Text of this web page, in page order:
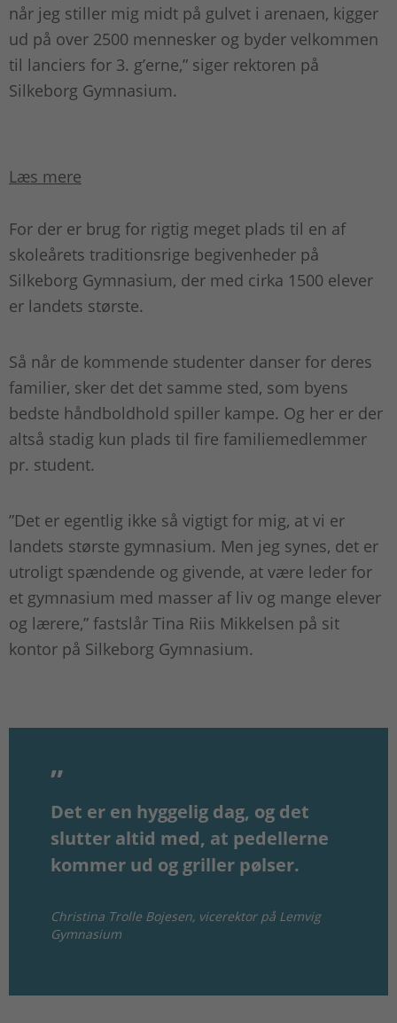
når jeg stiller mig midt på gulvet i arenaen, kigger
ud på over 2500 mennesker og byder velkommen
til lanciers for 3. g’erne,” siger rektoren på
Silkeborg Gymnasium.
Læs mere
For der er brug for rigtig meget plads til en af
skoleårets traditionsrige begivenheder på
Silkeborg Gymnasium, der med cirka 1500 elever
er landets største.
Så når de kommende studenter danser for deres
familier, sker det det samme sted, som byens
bedste håndboldhold spiller kampe. Og her er der
altså stadig kun plads til fire familiemedlemmer
pr. student.
”Det er egentlig ikke så vigtigt for mig, at vi er
landets største gymnasium. Men jeg synes, det er
utroligt spændende og givende, at være leder for
et gymnasium med masser af liv og mange elever
og lærere,” fastslår Tina Riis Mikkelsen på sit
kontor på Silkeborg Gymnasium.
Det er en hyggelig dag, og det
slutter altid med, at pedellerne
kommer ud og griller pølser.
Christina Trolle Bojesen, vicerektor på Lemvig
Gymnasium